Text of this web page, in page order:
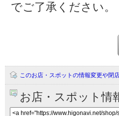
でご了承ください。
このお店・スポットの情報変更や閉
お店・スポット情